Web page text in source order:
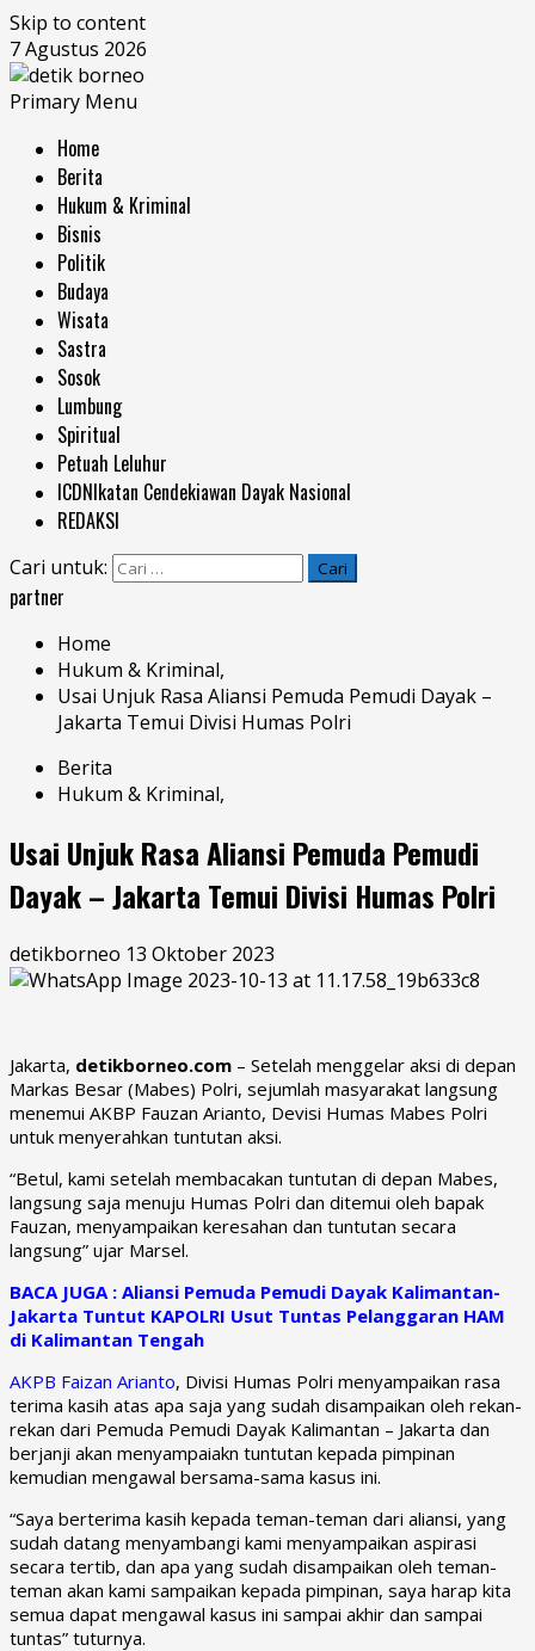
Skip to content
7 Agustus 2026
Primary Menu
Home
Berita
Hukum & Kriminal
Bisnis
Politik
Budaya
Wisata
Sastra
Sosok
Lumbung
Spiritual
Petuah Leluhur
ICDNIkatan Cendekiawan Dayak Nasional
REDAKSI
Cari untuk:
partner
Home
Hukum & Kriminal,
Usai Unjuk Rasa Aliansi Pemuda Pemudi Dayak –
Jakarta Temui Divisi Humas Polri
Berita
Hukum & Kriminal,
Usai Unjuk Rasa Aliansi Pemuda Pemudi
Dayak – Jakarta Temui Divisi Humas Polri
detikborneo 13 Oktober 2023
Jakarta, detikborneo.com – Setelah menggelar aksi di depan
Markas Besar (Mabes) Polri, sejumlah masyarakat langsung
menemui AKBP Fauzan Arianto, Devisi Humas Mabes Polri
untuk menyerahkan tuntutan aksi.
“Betul, kami setelah membacakan tuntutan di depan Mabes,
langsung saja menuju Humas Polri dan ditemui oleh bapak
Fauzan, menyampaikan keresahan dan tuntutan secara
langsung” ujar Marsel.
BACA JUGA : Aliansi Pemuda Pemudi Dayak Kalimantan-
Jakarta Tuntut KAPOLRI Usut Tuntas Pelanggaran HAM
di Kalimantan Tengah
AKPB Faizan Arianto, Divisi Humas Polri menyampaikan rasa
terima kasih atas apa saja yang sudah disampaikan oleh rekan-
rekan dari Pemuda Pemudi Dayak Kalimantan – Jakarta dan
berjanji akan menyampaiakn tuntutan kepada pimpinan
kemudian mengawal bersama-sama kasus ini.
“Saya berterima kasih kepada teman-teman dari aliansi, yang
sudah datang menyambangi kami menyampaikan aspirasi
secara tertib, dan apa yang sudah disampaikan oleh teman-
teman akan kami sampaikan kepada pimpinan, saya harap kita
semua dapat mengawal kasus ini sampai akhir dan sampai
tuntas” tuturnya.